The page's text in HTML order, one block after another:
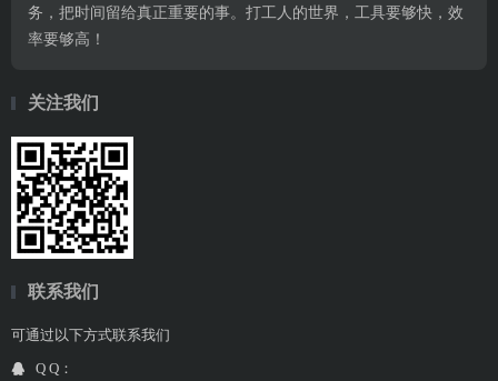
务，把时间留给真正重要的事。打工人的世界，工具要够快，效
率要够高！
关注我们
联系我们
可通过以下方式联系我们
Q Q：